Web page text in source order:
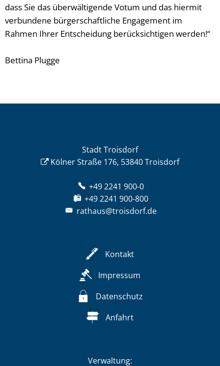
dass Sie das überwältigende Votum und das hiermit
verbundene bürgerschaftliche Engagement im
Rahmen Ihrer Entscheidung berücksichtigen werden!“
Bettina Plugge
Stadt Troisdorf
Kölner Straße 176, 53840 Troisdorf
+49 2241 900-0
+49 2241 900-800
rathaus@troisdorf.de
Kontakt
Impressum
Datenschutz
Anfahrt
Verwaltung: